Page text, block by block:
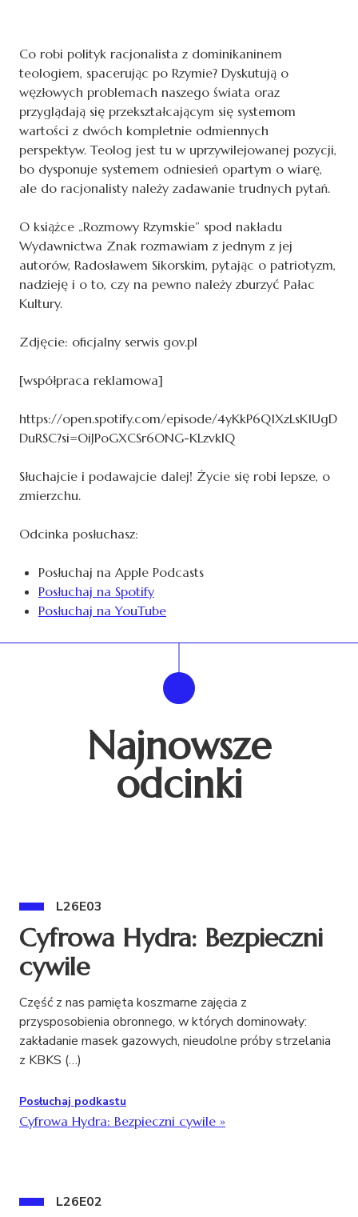
Co robi polityk racjonalista z dominikaninem
teologiem, spacerując po Rzymie? Dyskutują o
węzłowych problemach naszego świata oraz
przyglądają się przekształcającym się systemom
wartości z dwóch kompletnie odmiennych
perspektyw. Teolog jest tu w uprzywilejowanej pozycji,
bo dysponuje systemem odniesień opartym o wiarę,
ale do racjonalisty należy zadawanie trudnych pytań.
O książce „Rozmowy Rzymskie” spod nakładu
Wydawnictwa Znak rozmawiam z jednym z jej
autorów, Radosławem Sikorskim, pytając o patriotyzm,
nadzieję i o to, czy na pewno należy zburzyć Pałac
Kultury.
Zdjęcie: oficjalny serwis gov.pl
[współpraca reklamowa]
https://open.spotify.com/episode/4yKkP6Q1XzLsK1UgD
DuRSC?si=OiJPoGXCSr6ONG-KLzvkIQ
Słuchajcie i podawajcie dalej! Życie się robi lepsze, o
zmierzchu.
Odcinka posłuchasz:
Posłuchaj na Apple Podcasts
Posłuchaj na Spotify
Posłuchaj na YouTube
Najnowsze
odcinki
L26E03
Cyfrowa Hydra: Bezpieczni
cywile
Część z nas pamięta koszmarne zajęcia z
przysposobienia obronnego, w których dominowały:
zakładanie masek gazowych, nieudolne próby strzelania
z KBKS (…)
Posłuchaj podkastu
Cyfrowa Hydra: Bezpieczni cywile »
L26E02